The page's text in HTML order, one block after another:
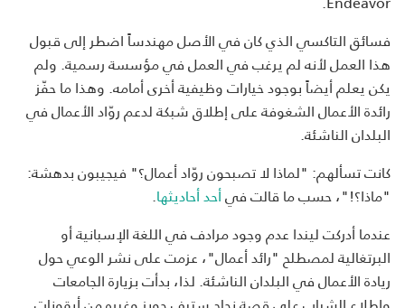
فسائق التاكسي الذي كان في الأصل مهندساً اضطر إلى قبول
هذا العمل لأنه لم يرغب في العمل في مؤسسة رسمية. ولم
يكن يعلم أيضاً بوجود خيارات وظيفية أخرى أمامه. وهذا ما حفّز
رائدة الأعمال الشغوفة على إطلاق شبكة لدعم روّاد الأعمال في
البلدان الناشئة.
كانت تسألهم: "لماذا لا تصبحون روّاد أعمال؟" فيجيبون بدهشة:
"ماذا؟!"، حسب ما قالت فيأحد أحاديثها.
عندما أدركت ليندا عدم وجود مرادف في اللغة الإسبانية أو
البرتغالية لمصطلح "رائد أعمال"، عزمت على نشر الوعي حول
ريادة الأعمال في البلدان الناشئة. لذا، بدأت بزيارة الجامعات